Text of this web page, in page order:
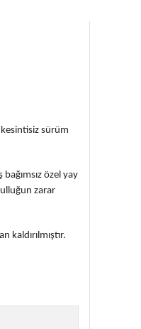
sürüm
özel yay
zarar